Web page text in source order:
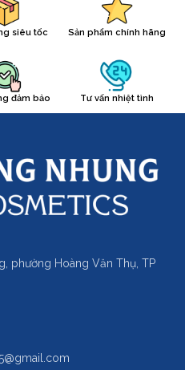
siêu tốc Sản phẩm chính hãng
đảm bảo Tư vấn nhiệt tình
phường Hoàng Văn Thụ, TP